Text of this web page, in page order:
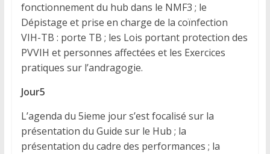
fonctionnement du hub dans le NMF3 ; le
Dépistage et prise en charge de la coïnfection
VIH-TB : porte TB ; les Lois portant protection des
PVVIH et personnes affectées et les Exercices
pratiques sur l’andragogie.
Jour5
L’agenda du 5ieme jour s’est focalisé sur la
présentation du Guide sur le Hub ; la
présentation du cadre des performances ; la